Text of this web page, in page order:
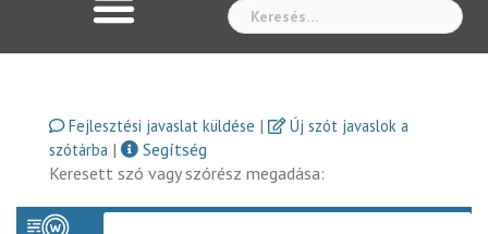
Fejlesztési javaslat küldése |
Új szót javaslok a
szótárba |
Segítség
Keresett szó vagy szórész megadása: